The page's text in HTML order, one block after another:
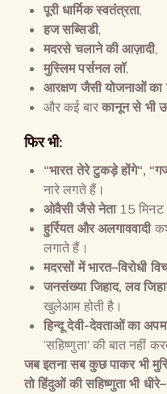
पूरी धार्मिक स्वतंत्रता,
हज सब्सिडी,
मदरसे चलाने की आज़ादी,
मुस्लिम पर्सनल लॉ,
आरक्षण जैसी योजनाओं का
और कई बारकानून से भी
फिर भी:
“भारत तेरे टुकड़े होंगे“, “
नारे लगते हैं।
ओवैसी जैसे नेता15 मिनट
हुर्रियत और अलगाववादी
लगाते हैं।
मदरसों में भारत–विरोधी
जनसंख्या जिहाद,लव
खुलेआम होती है।
हिन्दू देवी-देवताओं का
‘सहिष्णुता’ की बात नहीं
जब इतना सब कुछ पाकर भी
तो हिंदुओं की सहिष्णुता भी धीरे–